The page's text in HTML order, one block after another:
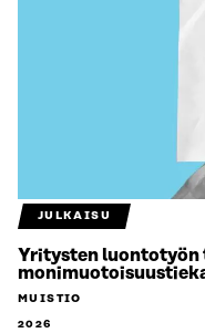
JULKAISU
Yritysten
MUISTIO
2026